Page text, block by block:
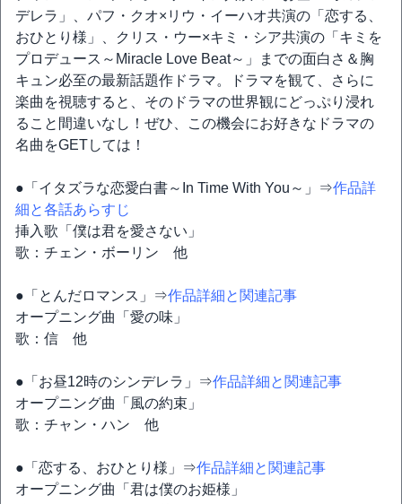
デレラ」、パフ・クオ×リウ・イーハオ共演の「恋する、
おひとり様」、クリス・ウー×キミ・シア共演の「キミを
プロデュース～Miracle Love Beat～」までの面白さ＆胸
キュン必至の最新話題作ドラマ。ドラマを観て、さらに
楽曲を視聴すると、そのドラマの世界観にどっぷり浸れ
ること間違いなし！ぜひ、この機会にお好きなドラマの
名曲をGETしては！
●「イタズラな恋愛白書～In Time With You～」⇒作品詳
細と各話あらすじ
挿入歌「僕は君を愛さない」
歌：チェン・ボーリン 他
●「とんだロマンス」⇒作品詳細と関連記事
オープニング曲「愛の味」
歌：信 他
●「お昼12時のシンデレラ」⇒作品詳細と関連記事
オープニング曲「風の約束」
歌：チャン・ハン 他
●「恋する、おひとり様」⇒作品詳細と関連記事
オープニング曲「君は僕のお姫様」